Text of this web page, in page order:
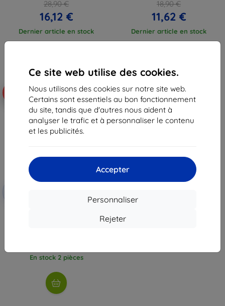
Ce site web utilise des cookies.
Nous utilisons des cookies sur notre site web.
Certains sont essentiels au bon fonctionnement
du site, tandis que d'autres nous aident à
analyser le trafic et à personnaliser le contenu
et les publicités.
Accepter
Personnaliser
Rejeter
28,90 €
16,12 €
Dernier article en stock
18,90 €
11,62 €
Dernier article en stock
Réduction
SPIGEN Liquid Crystal Galaxy A11
En stock 2 pièces